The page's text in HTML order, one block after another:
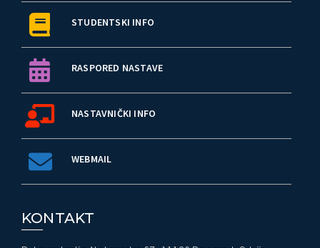
STUDENTSKI INFO
RASPORED NASTAVE
NASTAVNIČKI INFO
WEBMAIL
KONTAKT